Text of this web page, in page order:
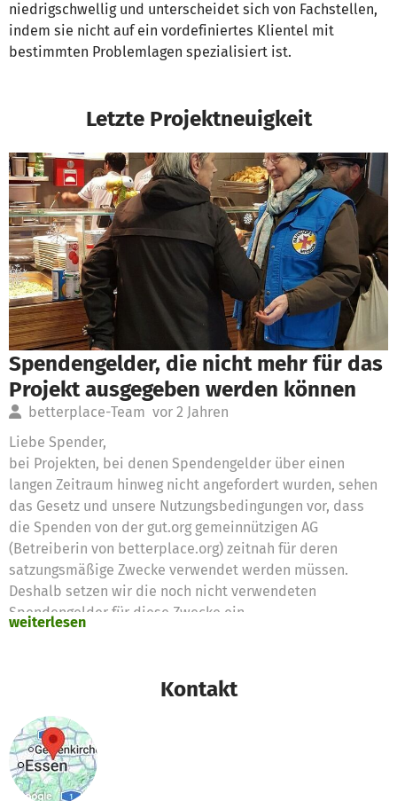
niedrigschwellig und unterscheidet sich von Fachstellen,
indem sie nicht auf ein vordefiniertes Klientel mit
bestimmten Problemlagen spezialisiert ist.
Letzte Projektneuigkeit
Spendengelder, die nicht mehr für das
Projekt ausgegeben werden können
betterplace-Team vor 2 Jahren
Liebe Spender,
bei Projekten, bei denen Spendengelder über einen
langen Zeitraum hinweg nicht angefordert wurden, sehen
das Gesetz und unsere Nutzungsbedingungen vor, dass
die Spenden von der gut.org gemeinnützigen AG
(Betreiberin von betterplace.org) zeitnah für deren
satzungsmäßige Zwecke verwendet werden müssen.
Deshalb setzen wir die noch nicht verwendeten
Spendengelder für diese Zwecke ein
weiterlesen
Kontakt